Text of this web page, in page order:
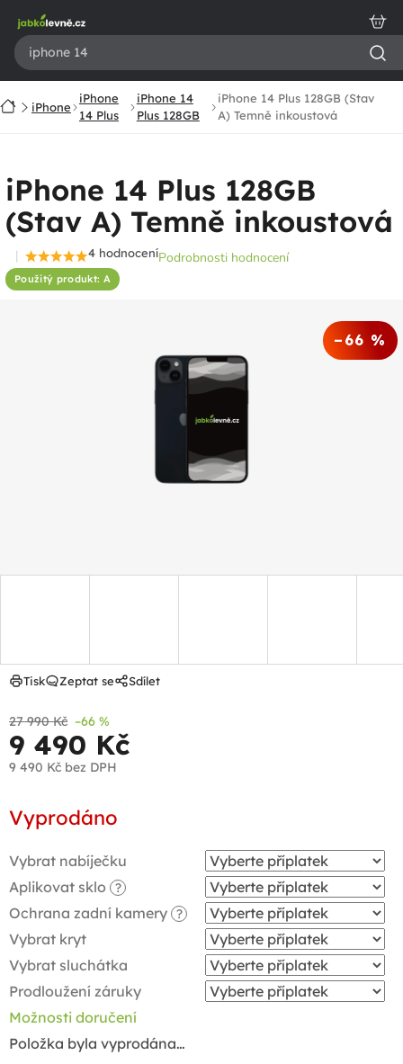
obsah
DomůiPhone
iPhone
14 Plus
iPhone 14
Plus 128GB
iPhone 14 Plus 128GB (Stav
A) Temně inkoustová
iPhone 14 Plus 128GB
(Stav A) Temně inkoustová
Použitý produkt: A
Průměrné
hodnocení
4 hodnoceníPodrobnosti hodnocení
–66 %
27 990 Kč –66 %
9 490 Kč
9 490 Kč bez DPH
cena:
Vyprodáno
Vybrat nabíječku
Aplikovat sklo
?
Ochrana zadní kamery ?
Vybrat kryt
Vybrat sluchátka
Prodloužení záruky
Možnosti doručení
Položka byla vyprodána…
Tisk Zeptat se Sdílet